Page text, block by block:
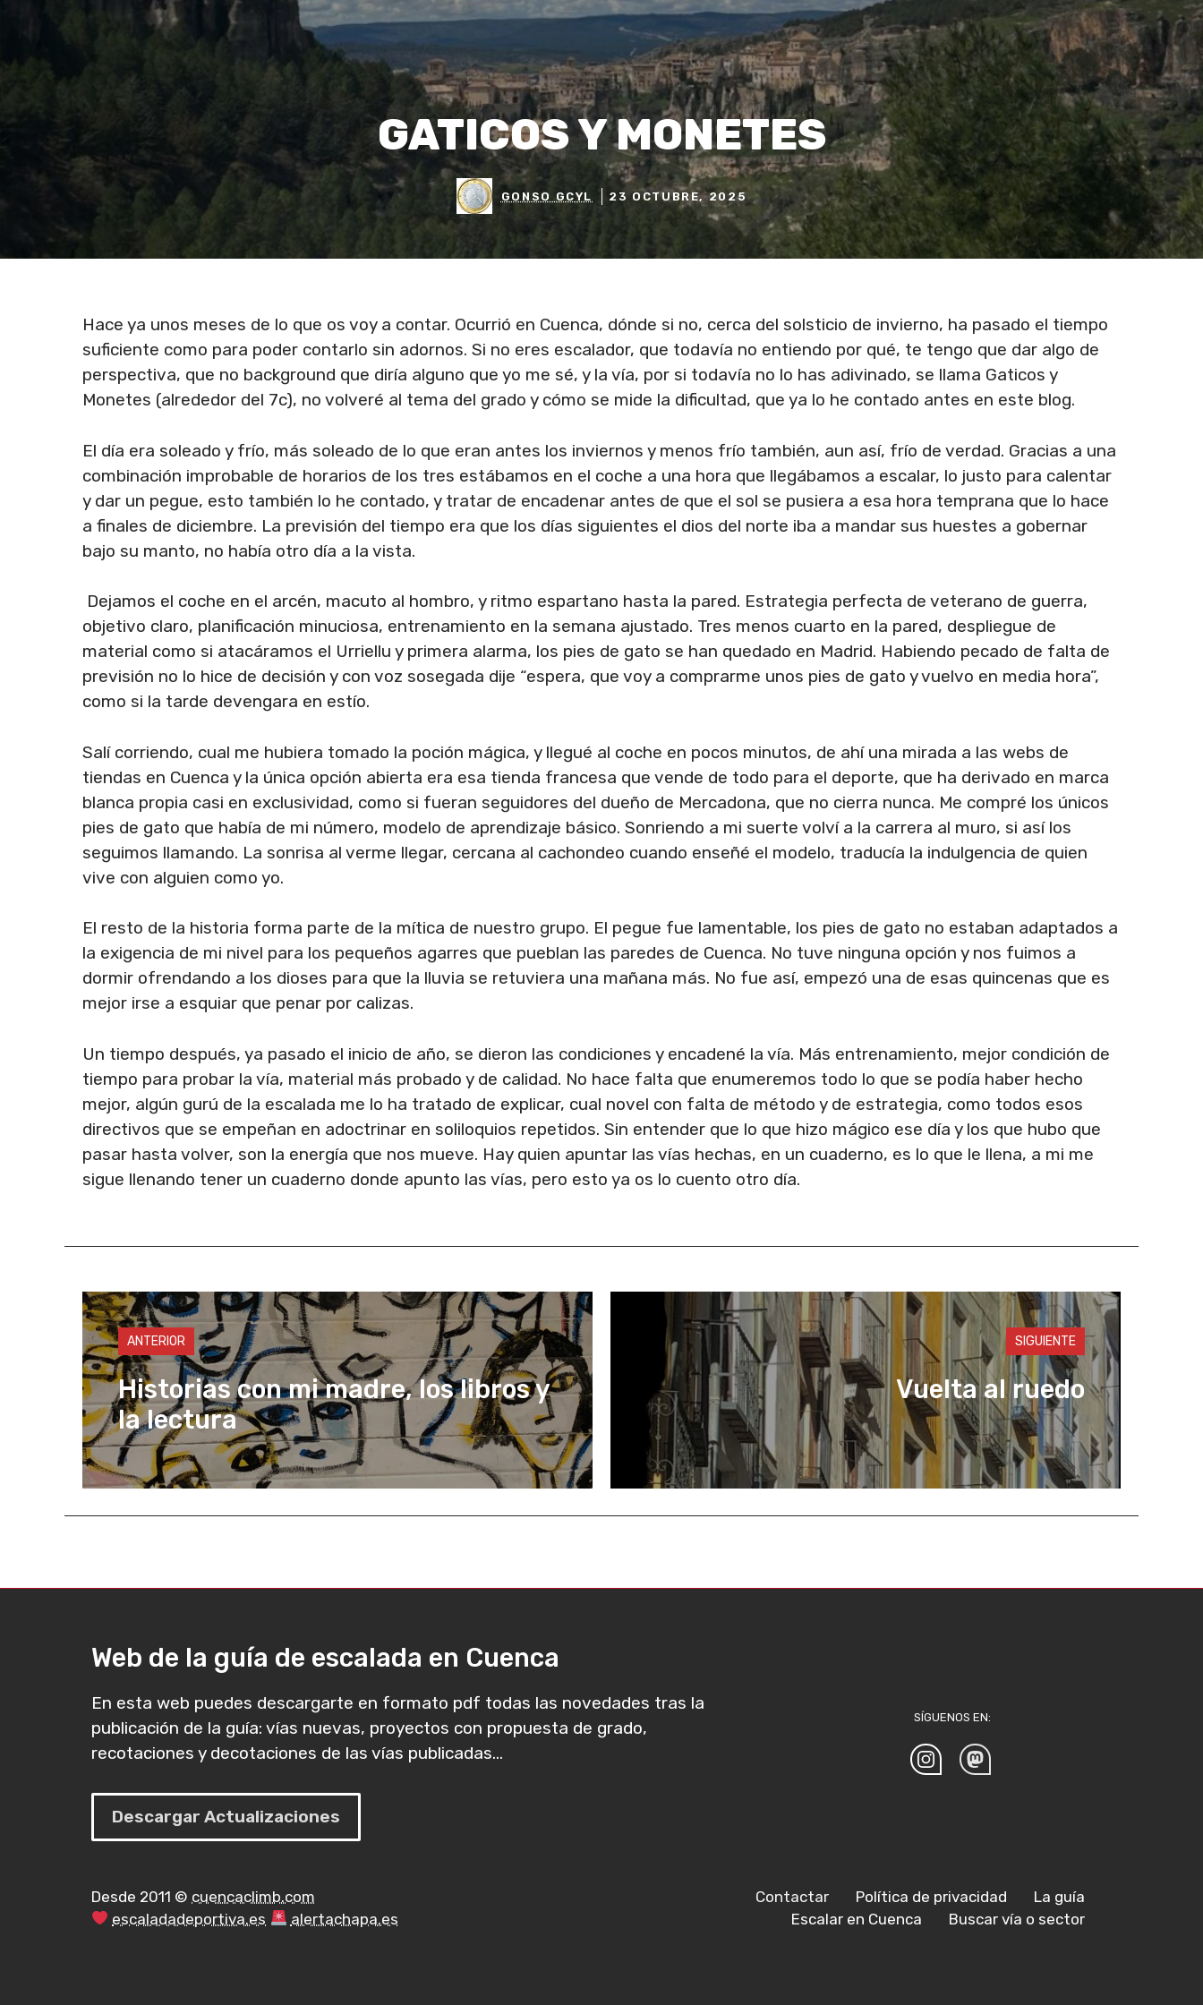
GATICOS Y MONETES
GONSO GCYL 23 OCTUBRE, 2025
Hace ya unos meses de lo que os voy a contar. Ocurrió en Cuenca, dónde si no, cerca del solsticio de invierno, ha pasado el tiempo
suficiente como para poder contarlo sin adornos. Si no eres escalador, que todavía no entiendo por qué, te tengo que dar algo de
perspectiva, que no background que diría alguno que yo me sé, y la vía, por si todavía no lo has adivinado, se llama Gaticos y
Monetes (alrededor del 7c), no volveré al tema del grado y cómo se mide la dificultad, que ya lo he contado antes en este blog.
El día era soleado y frío, más soleado de lo que eran antes los inviernos y menos frío también, aun así, frío de verdad. Gracias a una
combinación improbable de horarios de los tres estábamos en el coche a una hora que llegábamos a escalar, lo justo para calentar
y dar un pegue, esto también lo he contado, y tratar de encadenar antes de que el sol se pusiera a esa hora temprana que lo hace
a finales de diciembre. La previsión del tiempo era que los días siguientes el dios del norte iba a mandar sus huestes a gobernar
bajo su manto, no había otro día a la vista.
Dejamos el coche en el arcén, macuto al hombro, y ritmo espartano hasta la pared. Estrategia perfecta de veterano de guerra,
objetivo claro, planificación minuciosa, entrenamiento en la semana ajustado. Tres menos cuarto en la pared, despliegue de
material como si atacáramos el Urriellu y primera alarma, los pies de gato se han quedado en Madrid. Habiendo pecado de falta de
previsión no lo hice de decisión y con voz sosegada dije “espera, que voy a comprarme unos pies de gato y vuelvo en media hora”,
como si la tarde devengara en estío.
Salí corriendo, cual me hubiera tomado la poción mágica, y llegué al coche en pocos minutos, de ahí una mirada a las webs de
tiendas en Cuenca y la única opción abierta era esa tienda francesa que vende de todo para el deporte, que ha derivado en marca
blanca propia casi en exclusividad, como si fueran seguidores del dueño de Mercadona, que no cierra nunca. Me compré los únicos
pies de gato que había de mi número, modelo de aprendizaje básico. Sonriendo a mi suerte volví a la carrera al muro, si así los
seguimos llamando. La sonrisa al verme llegar, cercana al cachondeo cuando enseñé el modelo, traducía la indulgencia de quien
vive con alguien como yo.
El resto de la historia forma parte de la mítica de nuestro grupo. El pegue fue lamentable, los pies de gato no estaban adaptados a
la exigencia de mi nivel para los pequeños agarres que pueblan las paredes de Cuenca. No tuve ninguna opción y nos fuimos a
dormir ofrendando a los dioses para que la lluvia se retuviera una mañana más. No fue así, empezó una de esas quincenas que es
mejor irse a esquiar que penar por calizas.
Un tiempo después, ya pasado el inicio de año, se dieron las condiciones y encadené la vía. Más entrenamiento, mejor condición de
tiempo para probar la vía, material más probado y de calidad. No hace falta que enumeremos todo lo que se podía haber hecho
mejor, algún gurú de la escalada me lo ha tratado de explicar, cual novel con falta de método y de estrategia, como todos esos
directivos que se empeñan en adoctrinar en soliloquios repetidos. Sin entender que lo que hizo mágico ese día y los que hubo que
pasar hasta volver, son la energía que nos mueve. Hay quien apuntar las vías hechas, en un cuaderno, es lo que le llena, a mi me
sigue llenando tener un cuaderno donde apunto las vías, pero esto ya os lo cuento otro día.
ANTERIOR
Historias con mi madre, los libros y
la lectura
SIGUIENTE
Vuelta al ruedo
Web de la guía de escalada en Cuenca
En esta web puedes descargarte en formato pdf todas las novedades tras la
publicación de la guía: vías nuevas, proyectos con propuesta de grado,
recotaciones y decotaciones de las vías publicadas...
Descargar Actualizaciones
SÍGUENOS EN:
Desde 2011 © cuencaclimb.com
escaladadeportiva.es
alertachapa.es
Contactar Política de privacidad
La guía
Escalar en Cuenca
Buscar vía o sector